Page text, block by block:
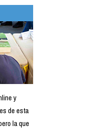
y
de esta
la que